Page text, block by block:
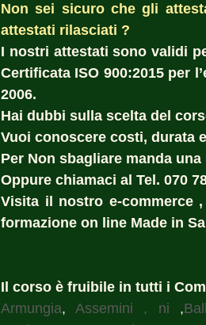
Non sei sicuro che gli
attestati rilasciati ?
I nostri attestati sono validi
Certificata ISO 900:2015 per
2006.
Hai dubbi sulla scelta del
Vuoi conoscere costi, durata
Per Non sbagliare manda
Oppure chiamaci al Tel. 070
Visita il nostro e-commerce
formazione on line Made in
Il corso è fruibile in tutti i
Armungia, Assemini , ni ,